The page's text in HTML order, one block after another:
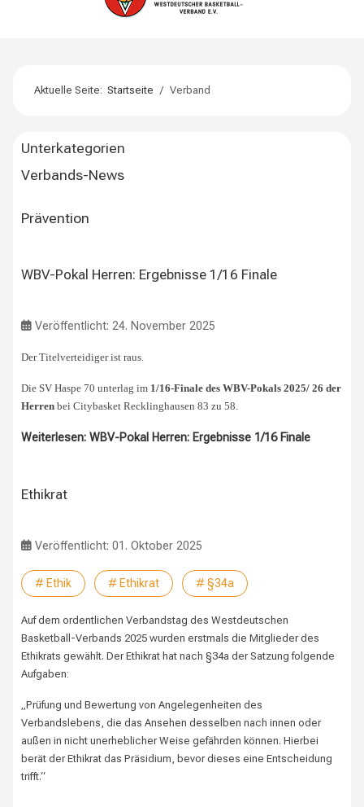
Aktuelle Seite:Startseite Verband
Unterkategorien
Verbands-News
Prävention
WBV-Pokal Herren: Ergebnisse 1/16 Finale
Veröffentlicht: 24. November 2025
Der Titelverteidiger ist raus.
Die SV Haspe 70 unterlag im 1/16-Finale des WBV-Pokals 2025/ 26 der
Herren bei Citybasket Recklinghausen 83 zu 58.
Weiterlesen: WBV-Pokal Herren: Ergebnisse 1/16 Finale
Ethikrat
Veröffentlicht: 01. Oktober 2025
# Ethik # Ethikrat # §34a
Auf dem ordentlichen Verbandstag des Westdeutschen
Basketball-Verbands 2025 wurden erstmals die Mitglieder des
Ethikrats gewählt. Der Ethikrat hat nach §34a der Satzung folgende
Aufgaben:
„Prüfung und Bewertung von Angelegenheiten des
Verbandslebens, die das Ansehen desselben nach innen oder
außen in nicht unerheblicher Weise gefährden können. Hierbei
berät der Ethikrat das Präsidium, bevor dieses eine Entscheidung
trifft.“